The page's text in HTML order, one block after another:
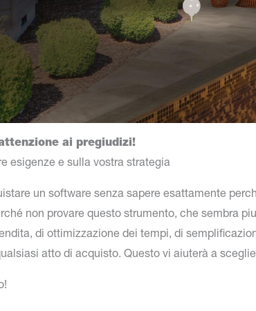
ai pregiudizi!
esigenze e sulla vostra strategia
un software senza sapere esattamente
non provare questo strumento, che sembra
di ottimizzazione dei tempi, di
atto di acquisto. Questo vi aiuterà a